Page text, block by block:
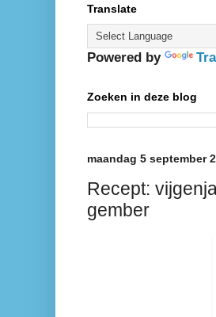
Translate
Powered by
Zoeken in deze blog
maandag 5 september
Recept:
gember